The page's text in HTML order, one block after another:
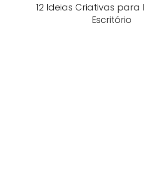
12 Ideias Criativas
Escritório